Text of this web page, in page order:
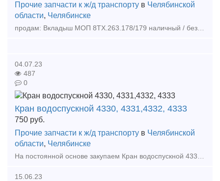
Прочие запчасти к ж/д транспорту в Челябинской
области, Челябинске
продам: Вкладыш МОП 8ТХ.263.178/179 наличный / безналичный расчет, отгрузка в день оплаты , доставка любой транспортной по РФ и КЗ, а так же другеи запчасти в наличии и под заказ Наши контакты:
04.07.23
487
0
Кран водоспускной 4330, 4331,4332, 4333
750 руб.
Прочие запчасти к ж/д транспорту в Челябинской
области, Челябинске
15.06.23